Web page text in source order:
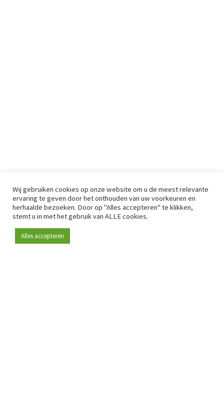
Wij gebruiken cookies op onze website om u de meest relevante
ervaring te geven door het onthouden van uw voorkeuren en
herhaalde bezoeken. Door op "Alles accepteren" te klikken,
stemt u in met het gebruik van ALLE cookies.
Alles accepteren